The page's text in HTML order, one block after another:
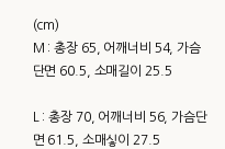
(cm)
M : 총장 65, 어깨너비 54, 가슴
단면 60.5, 소매길이 25.5
L : 총장 70, 어깨너비 56, 가슴단
면 61.5, 소매싷이 27.5